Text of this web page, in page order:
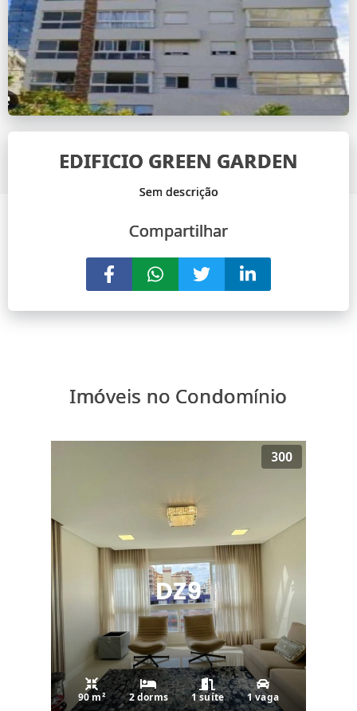
EDIFICIO GREEN GARDEN
Sem descrição
Compartilhar
Imóveis no Condomínio
300
90 m² 2 dorms 1 suíte 1 vaga